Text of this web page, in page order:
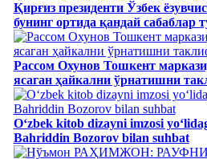
Қирғиз президенти Ўзбек
бунинг ортида қандай сабаблар
Рассом Охунов Тошкент
яcаган ҳайкални ўрнатишни
Oʻzbek kitob dizayni imzosi
Bahriddin Bozorov bilan suhbat